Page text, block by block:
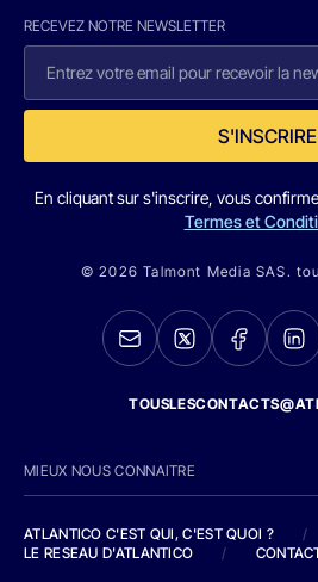
RECEVEZ NOTRE NEWSLETTER
S'INSCRIRE
En cliquant sur s'inscrire, vous
Termes et
© 2026 Talmont Media SAS.
MIEUX NOUS CONNAITRE
ATLANTICO C'EST QUI, C'EST QUOI ?
/
LE RESEAU D'ATLANTICO
/